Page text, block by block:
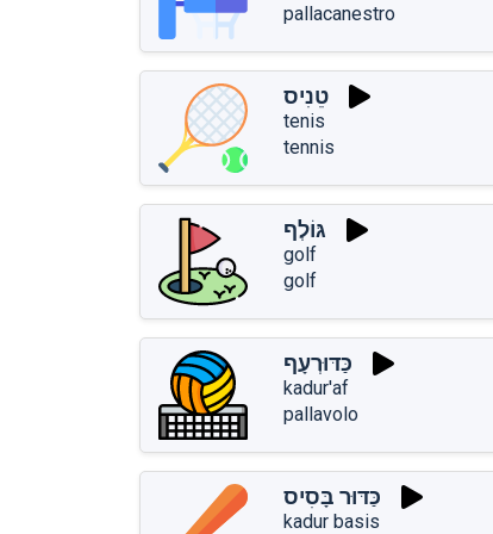
pallacanestro
טֵנִיס
tenis
tennis
גּוֹלְף
golf
golf
כַּדּוּרְעָף
kadur'af
pallavolo
כַּדּוּר בָּסִיס
kadur basis